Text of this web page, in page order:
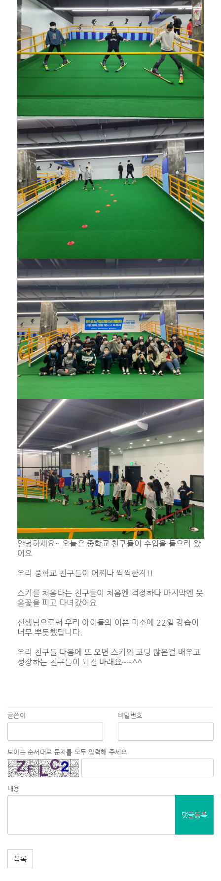
안녕하세요~ 오늘은 중학교 친구들이 수업을 들으러 왔
어요
우리 중학교 친구들이 어찌나 씩씩한지!!
스키를 처음타는 친구들이 처음엔 걱정하다 마지막엔 웃
음꽃을 피고 다녀갔어요
선생님으로써 우리 아이들의 이쁜 미소에 22일 강습이
너무 뿌듯했답니다.
우리 친구들 다음에 또 오면 스키와 코딩 많은걸 배우고
성장하는 친구들이 되길 바래요~~^^
글쓴이 비밀번호
보이는 순서대로 문자를 모두 입력해 주세요
내용
댓글등록
목록